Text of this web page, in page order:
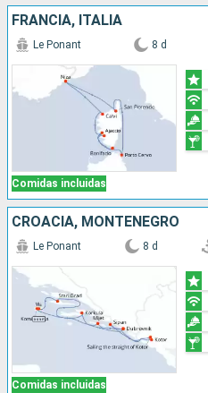
FRANCIA, ITALIA
Comidas incluidas
Le Ponant 8 d
CROACIA, MONTENEGRO
Comidas incluidas
Le Ponant 8 d